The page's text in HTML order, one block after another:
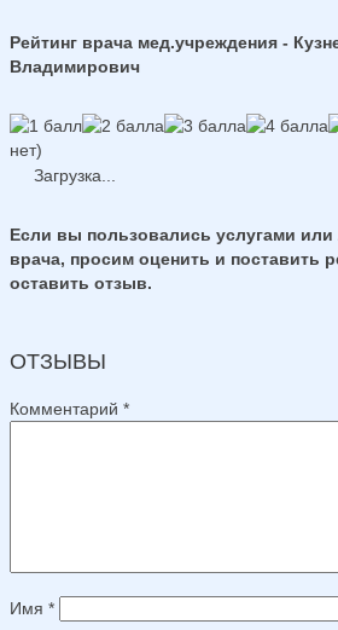
Рейтинг врача мед.учреждения -
Владимирович
нет)
Загрузка...
Если вы пользовались услугами или
врача, просим оценить и поставить
оставить отзыв.
ОТЗЫВЫ
Комментарий *
Имя *